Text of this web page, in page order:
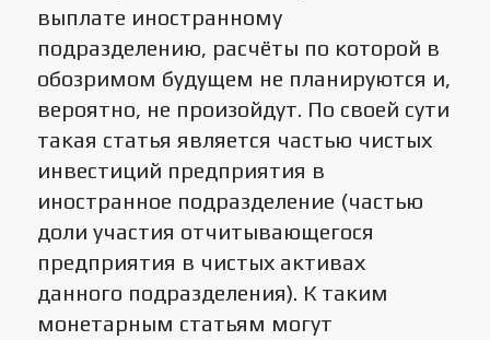
выплате иностранному
подразделению, расчёты по которой в
обозримом будущем не планируются и,
вероятно, не произойдут. По своей сути
такая статья является частью чистых
инвестиций предприятия в
иностранное подразделение (частью
доли участия отчитывающегося
предприятия в чистых активах
данного подразделения). К таким
монетарным статьям могут